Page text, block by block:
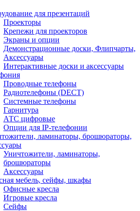
для презентаций
Проекторы
Крепежи для проекторов
Экраны и опции
Демонстрационные доски, Флипчарты,
Аксессуары
Интерактивные доски и аксессуары
Проводные телефоны
Радиотелефоны (DECT)
Системные телефоны
Гарнитура
АТС цифровые
Опции для IP-телефонии
ламинаторы, брошюраторы,
Уничтожители, ламинаторы,
брошюраторы
Аксессуары
мебель, сейфы, шкафы
Офисные кресла
Игровые кресла
Сейфы